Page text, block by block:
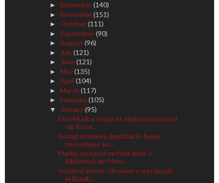
► December(140)
► November(151)
► October(111)
► September(90)
► August (96)
► July(121)
► June(121)
► May(135)
► April (104)
► March (117)
► February(105)
▼ January(95)
Elon Musk a reușit să implanteze primul
cip în cre...
Soldați israelieni deghizați în femei
musulmane au...
Markiz, motanul-vedetă dintr-o
bibliotecă din Mosc...
Incident aviatic. Un avion s-a prăbușit,
în Brazil...